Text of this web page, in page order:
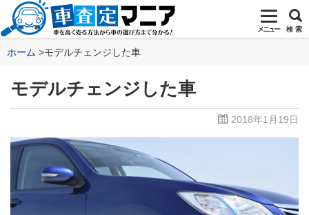
メニュー 検 索
ホーム モデルチェンジした車
モデルチェンジした車
2018年1月19日